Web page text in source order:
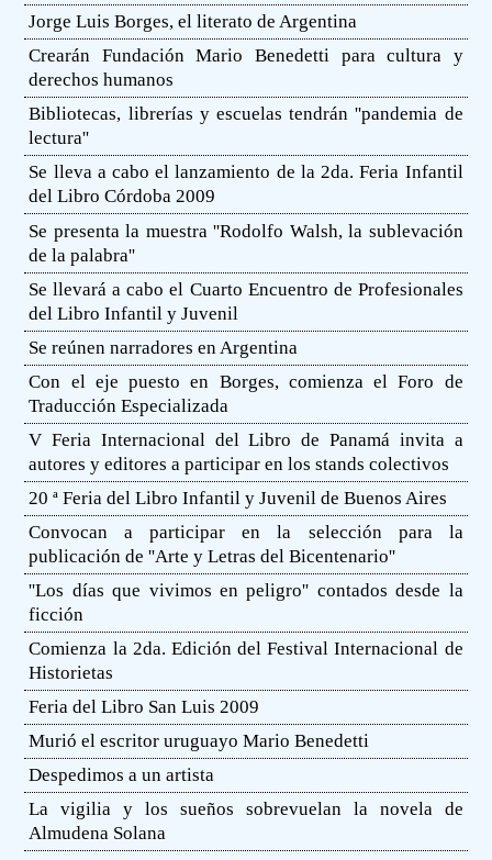
Jorge Luis Borges, el literato de Argentina
Crearán Fundación Mario Benedetti para cultura y
derechos humanos
Bibliotecas, librerías y escuelas tendrán ''pandemia de
lectura''
Se lleva a cabo el lanzamiento de la 2da. Feria Infantil
del Libro Córdoba 2009
Se presenta la muestra ''Rodolfo Walsh, la sublevación
de la palabra''
Se llevará a cabo el Cuarto Encuentro de Profesionales
del Libro Infantil y Juvenil
Se reúnen narradores en Argentina
Con el eje puesto en Borges, comienza el Foro de
Traducción Especializada
V Feria Internacional del Libro de Panamá invita a
autores y editores a participar en los stands colectivos
20 ª Feria del Libro Infantil y Juvenil de Buenos Aires
Convocan a participar en la selección para la
publicación de ''Arte y Letras del Bicentenario''
''Los días que vivimos en peligro'' contados desde la
ficción
Comienza la 2da. Edición del Festival Internacional de
Historietas
Feria del Libro San Luis 2009
Murió el escritor uruguayo Mario Benedetti
Despedimos a un artista
La vigilia y los sueños sobrevuelan la novela de
Almudena Solana